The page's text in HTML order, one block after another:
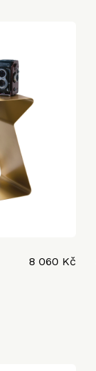
8 060 Kč